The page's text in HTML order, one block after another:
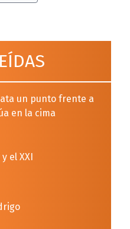
un punto frente a
en la cima
el XXI